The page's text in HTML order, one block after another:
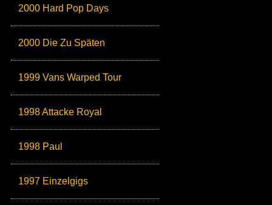
2000 Hard Pop Days
2000 Die Zu Späten
1999 Vans Warped Tour
1998 Attacke Royal
1998 Paul
1997 Einzelgigs